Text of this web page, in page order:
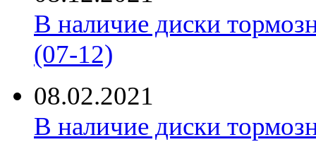
В наличие диски
(07-12)
08.02.2021
В наличие диски